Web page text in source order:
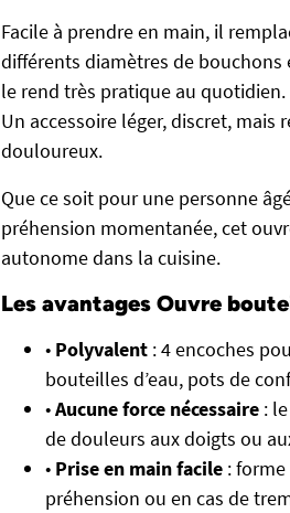
Facile à prendre en main, il
différents diamètres de bouchons
le rend très pratique au quotidien.
Un accessoire léger, discret, mais
douloureux.
Que ce soit pour une personne
préhension momentanée, cet
autonome dans la cuisine.
Les avantages Ouvre
• Polyvalent : 4 encoches
bouteilles d’eau, pots de
•Aucune force nécessaire :
de douleurs aux doigts ou
• Prise en main facile :
préhension ou en cas de